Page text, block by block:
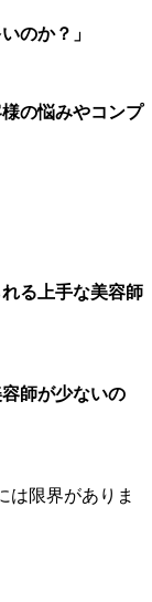
のか？」
の悩みやコンプ
る上手な美容師
師が少ないの
は限界がありま